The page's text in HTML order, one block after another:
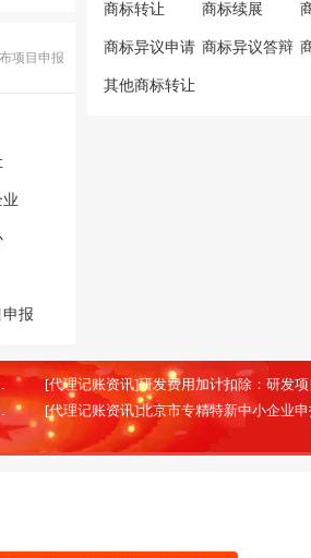
项目申报
报
计
商标转让 商标续展
商标异议申请 商标异议答辩
其他商标转让
要哪些材料？ (2026-02-13)
系统停机的通告 (2025-08-28)